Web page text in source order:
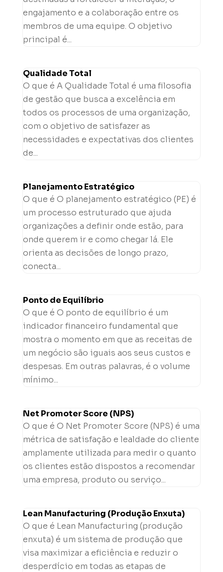
engajamento e a colaboração entre os
membros de uma equipe. O objetivo
principal é...
Qualidade Total
O que é A Qualidade Total é uma filosofia
de gestão que busca a excelência em
todos os processos de uma organização,
com o objetivo de satisfazer as
necessidades e expectativas dos clientes
de...
Planejamento Estratégico
O que é O planejamento estratégico (PE) é
um processo estruturado que ajuda
organizações a definir onde estão, para
onde querem ir e como chegar lá. Ele
orienta as decisões de longo prazo,
conecta...
Ponto de Equilíbrio
O que é O ponto de equilíbrio é um
indicador financeiro fundamental que
mostra o momento em que as receitas de
um negócio são iguais aos seus custos e
despesas. Em outras palavras, é o volume
mínimo...
Net Promoter Score (NPS)
O que é O Net Promoter Score (NPS) é uma
métrica de satisfação e lealdade do cliente
amplamente utilizada para medir o quanto
os clientes estão dispostos a recomendar
uma empresa, produto ou serviço...
Lean Manufacturing (Produção Enxuta)
O que é Lean Manufacturing (produção
enxuta) é um sistema de produção que
visa maximizar a eficiência e reduzir o
desperdício em todas as etapas de